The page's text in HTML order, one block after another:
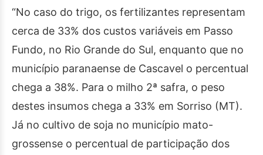
“No caso do trigo, os fertilizantes representam
cerca de 33% dos custos variáveis em Passo
Fundo, no Rio Grande do Sul, enquanto que no
município paranaense de Cascavel o percentual
chega a 38%. Para o milho 2ª safra, o peso
destes insumos chega a 33% em Sorriso (MT).
Já no cultivo de soja no município mato-
grossense o percentual de participação dos